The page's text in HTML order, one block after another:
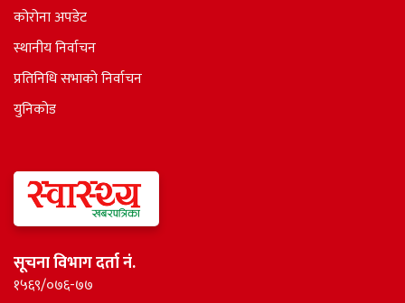
कोरोना अपडेट
स्थानीय निर्वाचन
प्रतिनिधि सभाकाे निर्वाचन
युनिकोड
सूचना विभाग दर्ता नं.
१५६९/०७६-७७